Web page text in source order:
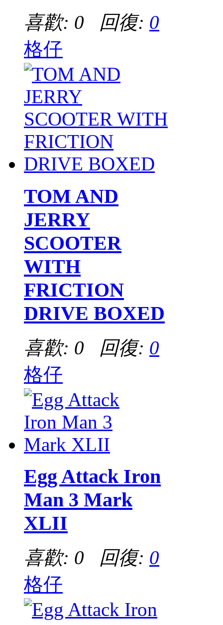
喜歡: 0 回復: 0
格仔
TOM AND
JERRY
SCOOTER
WITH
FRICTION
DRIVE BOXED
喜歡: 0 回復: 0
格仔
Egg Attack Iron
Man 3 Mark
XLII
喜歡: 0 回復: 0
格仔